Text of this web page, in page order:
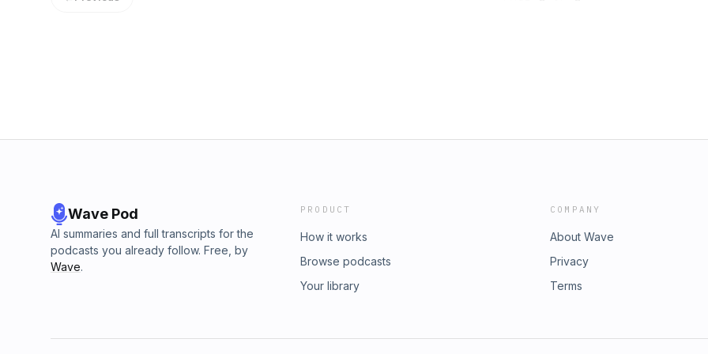
Wave Pod
AI summaries and full transcripts for the
podcasts you already follow. Free, by
Wave.
PRODUCT
How it works
Browse podcasts
Your library
COMPANY
About Wave
Privacy
Terms